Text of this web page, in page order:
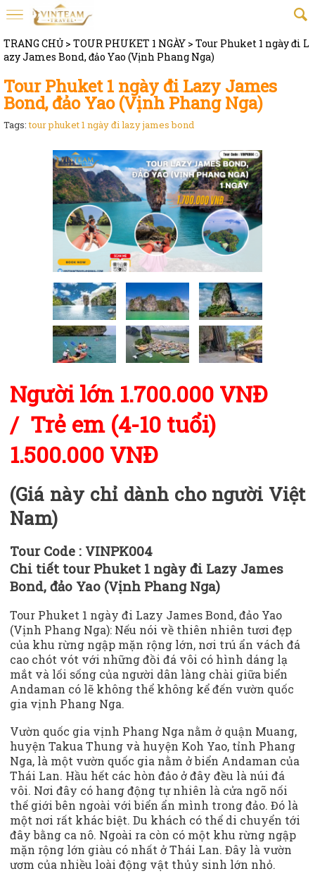
TRANG CHỦ> TOUR PHUKET 1 NGÀY> Tour Phuket 1 ngày đi L
azy James Bond, đảo Yao (Vịnh Phang Nga)
Tour Phuket 1 ngày đi Lazy James
Bond, đảo Yao (Vịnh Phang Nga)
Tags:tour phuket 1 ngày đi lazy james bond
Người lớn 1.700.000 VNĐ
/ Trẻ em (4-10 tuổi)
1.500.000 VNĐ
(Giá này chỉ dành cho người Việt
Nam)
Tour Code : VINPK004
Chi tiết tour Phuket 1 ngày đi Lazy James
Bond, đảo Yao (Vịnh Phang Nga)
Tour Phuket 1 ngày đi Lazy James Bond, đảo Yao
(Vịnh Phang Nga): Nếu nói về thiên nhiên tươi đẹp
của khu rừng ngập mặn rộng lớn, nơi trú ẩn vách đá
cao chót vót với những đồi đá vôi có hình dáng lạ
mắt và lối sống của người dân làng chài giữa biển
Andaman có lẽ không thể không kể đến vườn quốc
gia vịnh Phang Nga.
Vườn quốc gia vịnh Phang Nga nằm ở quận Muang,
huyện Takua Thung và huyện Koh Yao, tỉnh Phang
Nga, là một vườn quốc gia nằm ở biển Andaman của
Thái Lan. Hầu hết các hòn đảo ở đây đều là núi đá
vôi. Nơi đây có hang động tự nhiên là cửa ngõ nối
thế giới bên ngoài với biển ẩn mình trong đảo. Đó là
một nơi rất khác biệt. Du khách có thể di chuyển tới
đây bằng ca nô. Ngoài ra còn có một khu rừng ngập
mặn rộng lớn giàu có nhất ở Thái Lan. Đây là vườn
ươm của nhiều loài động vật thủy sinh lớn nhỏ.